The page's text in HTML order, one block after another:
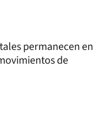
permanecen en
de